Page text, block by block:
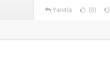
Yanıtla (0)